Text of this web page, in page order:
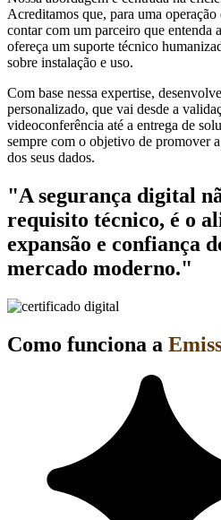
Acreditamos que, para uma
contar com um parceiro que entenda
ofereça um suporte técnico
sobre instalação e uso.
Com base nessa expertise,
personalizado, que vai desde a
videoconferência até a entrega de
sempre com o objetivo de promover
dos seus dados.
"A segurança digital
requisito técnico, é o
expansão e confiança
mercado moderno."
Como funciona a